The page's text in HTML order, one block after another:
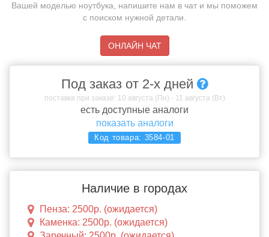
Вашей моделью ноутбука, напишите нам в чат и мы поможем
с поиском нужной детали.
ОНЛАЙН ЧАТ
Под заказ от 2-х дней
поставка при заказе: 10 августа (Пн) - 11 августа (Вт)
есть доступные аналоги
показать аналоги
Код товара: 3584-01
Наличие в городах
Пенза: 2500р. (ожидается)
Каменка: 2500р. (ожидается)